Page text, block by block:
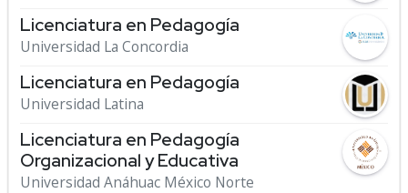
Licenciatura en Pedagogía
Universidad La Concordia
Licenciatura en Pedagogía
Universidad Latina
Licenciatura en Pedagogía
Organizacional y Educativa
Universidad Anáhuac México Norte